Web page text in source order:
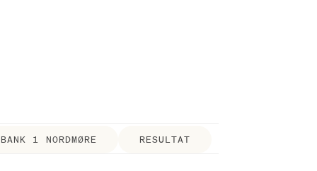
1 NORDMØRE RESULTAT